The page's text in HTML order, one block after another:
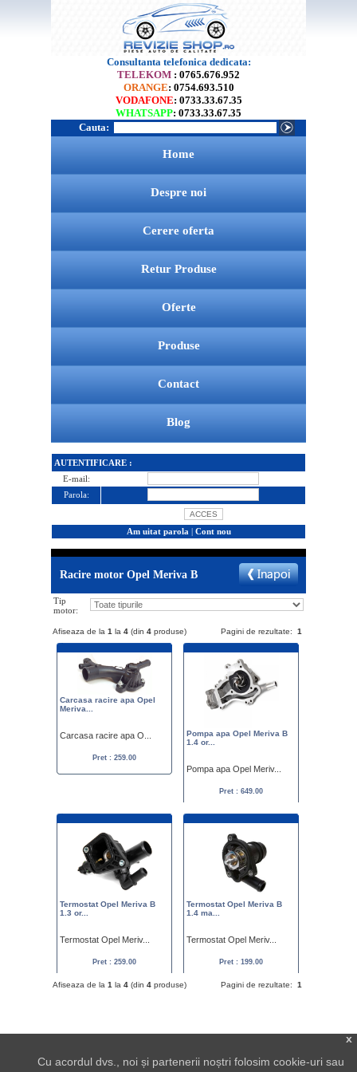
Consultanta telefonica dedicata:
TELEKOM : 0765.676.952
ORANGE: 0754.693.510
VODAFONE: 0733.33.67.35
WHATSAPP: 0733.33.67.35
Cauta:
Home
Despre noi
Cerere oferta
Retur Produse
Oferte
Produse
Contact
Blog
AUTENTIFICARE :
E-mail:
Parola:
Am uitat parola | Cont nou
Racire motor Opel Meriva B
Tip
motor:
Afiseaza de la 1 la 4 (din 4 produse) Pagini de rezultate: 1
Carcasa racire apa Opel
Meriva...
Carcasa racire apa O...
Pret : 259.00
Pompa apa Opel Meriva B
1.4 or...
Pompa apa Opel Meriv...
Pret : 649.00
Termostat Opel Meriva B
1.3 or...
Termostat Opel Meriv...
Pret : 259.00
Termostat Opel Meriva B
1.4 ma...
Termostat Opel Meriv...
Pret : 199.00
Afiseaza de la 1 la 4 (din 4 produse) Pagini de rezultate: 1
x
Cu acordul dvs., noi și partenerii noștri folosim cookie-uri sau